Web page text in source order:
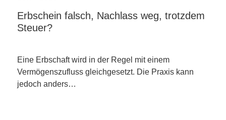
Erbschein falsch, Nachlass weg, trotzdem
Steuer?
Eine Erbschaft wird in der Regel mit einem
Vermögenszufluss gleichgesetzt. Die Praxis kann
jedoch anders…